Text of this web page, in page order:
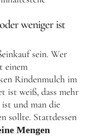
weniger ist
sein. Wer
einem
Rindenmulch im
ist weiß, dass mehr
und man die
sollte. Stattdessen
Mengen